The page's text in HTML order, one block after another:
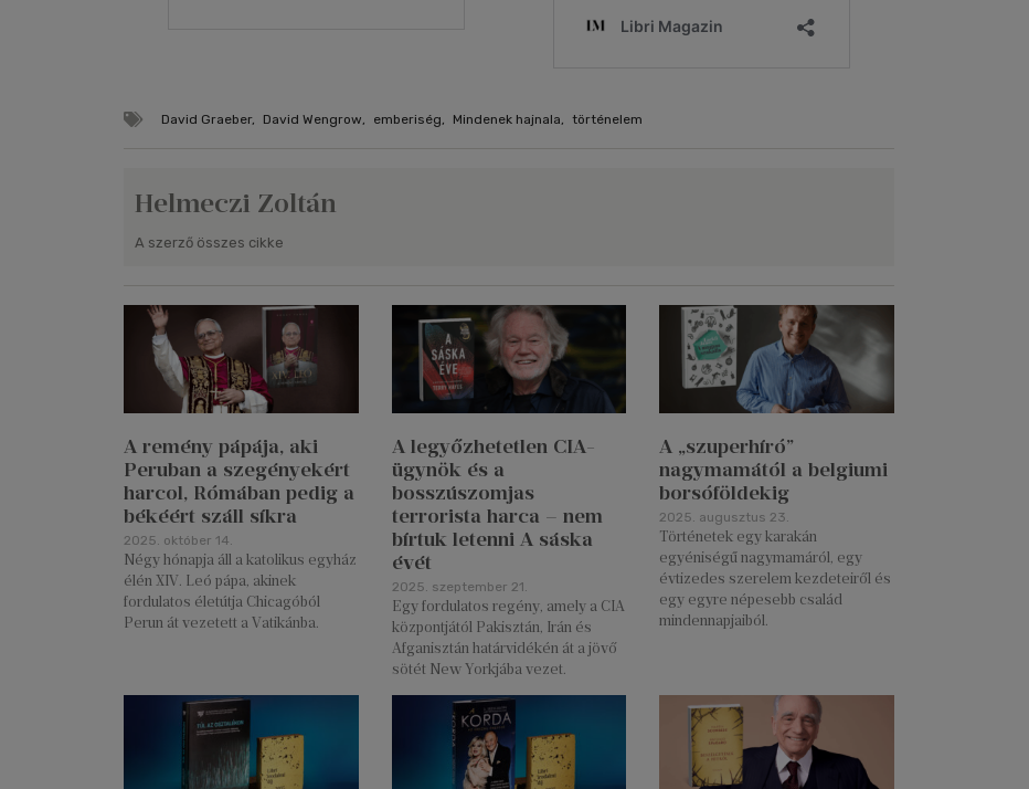
David Graeber, David Wengrow, emberiség, Mindenek hajnala, történelem
Helmeczi Zoltán
A szerző összes cikke
A remény pápája, aki
Peruban a szegényekért
harcol, Rómában pedig a
békéért száll síkra
2025. október 14.
Négy hónapja áll a katolikus egyház
élén XIV. Leó pápa, akinek
fordulatos életútja Chicagóból
Perun át vezetett a Vatikánba.
A legyőzhetetlen CIA-
ügynök és a
bosszúszomjas
terrorista harca – nem
bírtuk letenni A sáska
évét
2025. szeptember 21.
Egy fordulatos regény, amely a CIA
központjától Pakisztán, Irán és
Afganisztán határvidékén át a jövő
sötét New Yorkjába vezet.
A „szuperhíró”
nagymamától a belgiumi
borsóföldekig
2025. augusztus 23.
Történetek egy karakán
egyéniségű nagymamáról, egy
évtizedes szerelem kezdeteiről és
egy egyre népesebb család
mindennapjaiból.